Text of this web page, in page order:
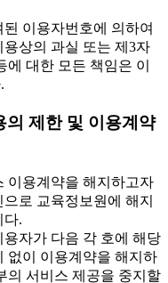
이용자번호에 의하여
상의 과실 또는 제3자
에 대한 모든 책임은 이
의 제한 및 이용계약
용계약을 해지하고자
로 교육정보원에 해지
다.
자가 다음 각 호에 해당
없이 이용계약을 해지하
의 서비스 제공을 중지할